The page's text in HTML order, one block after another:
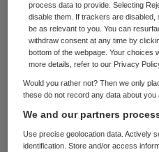
De nieuwe wet is in
kabinet van VVD en
door de Tweede
echter inmiddels
gekeerd en in de
meerderheid meer te
process data to provide. Selecting
disable them. If trackers are
be as relevant to you. You can
withdraw consent at any time by
bottom of the webpage. Your choices
more details, refer to our Privacy
Would you rather not? Then we only
these do not record any data about you
We and our partners
Use precise geolocation data. Actively
identification. Store and/or access